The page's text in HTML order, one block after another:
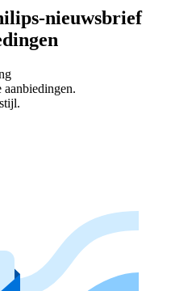
nieuwsbrief
aanbiedingen.